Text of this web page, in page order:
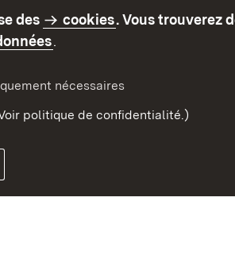
des cookies. Vous trouverez
.
nécessaires
politique de confidentialité.)